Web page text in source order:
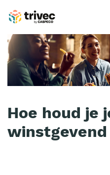
content
B
a
r
r
e
Hoe houd je